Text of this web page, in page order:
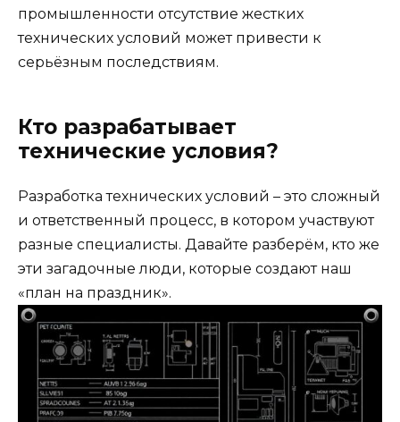
промышленности отсутствие жестких
технических условий может привести к
серьёзным последствиям.
Кто разрабатывает
технические условия?
Разработка технических условий – это сложный
и ответственный процесс, в котором участвуют
разные специалисты. Давайте разберём, кто же
эти загадочные люди, которые создают наш
«план на праздник».